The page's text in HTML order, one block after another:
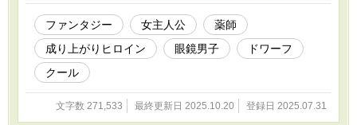
再び王都へと向かうレイナ。 医療改革を志
し、“薬師局”を創設して仲間たちと共に奔走する
日々が始まる。 薬草にしか心を開けなかった少
女が、やがて王国の未来を変える―― これは、
AIによって作られたものです。
ファンタジー 女主人公
薬師
成り上がりヒロイン
眼鏡男子
ドワーフ
クール
文字数 271,533 最終更新日 2025.10.20 登録日 2025.07.31